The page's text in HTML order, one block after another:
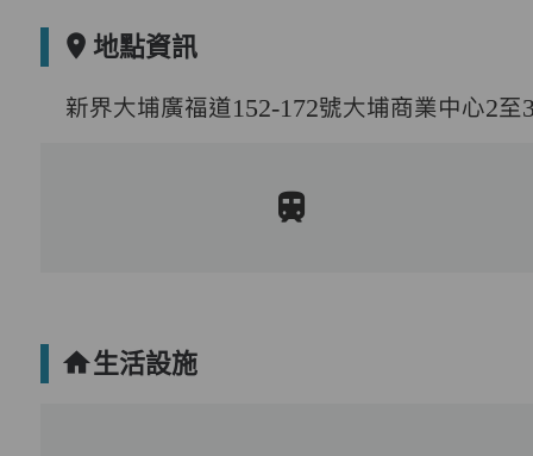
地點資訊
新界大埔廣福道152-172號大埔商業中心2至
生活設施